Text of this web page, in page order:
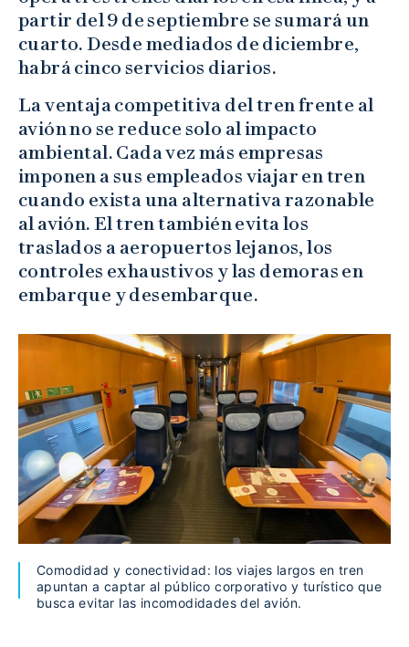
partir del 9 de septiembre se sumará un
cuarto. Desde mediados de diciembre,
habrá cinco servicios diarios.
La ventaja competitiva del tren frente al
avión no se reduce solo al impacto
ambiental. Cada vez más empresas
imponen a sus empleados viajar en tren
cuando exista una alternativa razonable
al avión. El tren también evita los
traslados a aeropuertos lejanos, los
controles exhaustivos y las demoras en
embarque y desembarque.
Comodidad y conectividad: los viajes largos en tren
apuntan a captar al público corporativo y turístico que
busca evitar las incomodidades del avión.